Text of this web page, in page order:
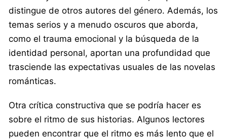
distingue de otros autores del género. Además, los
temas serios y a menudo oscuros que aborda,
como el trauma emocional y la búsqueda de la
identidad personal, aportan una profundidad que
trasciende las expectativas usuales de las novelas
románticas.
Otra crítica constructiva que se podría hacer es
sobre el ritmo de sus historias. Algunos lectores
pueden encontrar que el ritmo es más lento que el